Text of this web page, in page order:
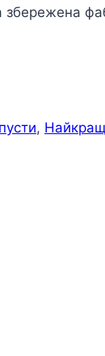
збережена
,